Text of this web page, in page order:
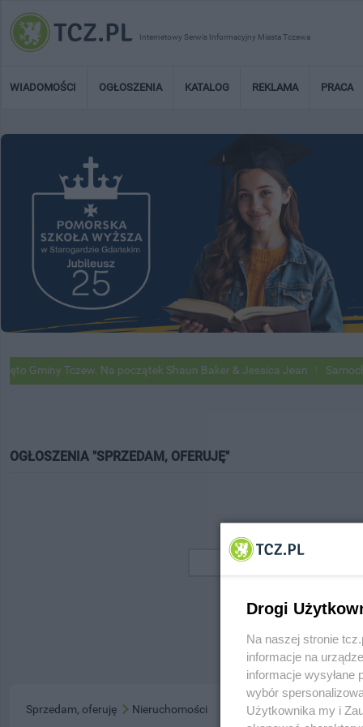
Internetowy Serwis Informacyjny Miasta Tczewa
WIADOMOŚCI OGŁOSZENIA KATALOG REKLAMA PRACA
Gminy Tczew. Na początek Shaun Baker & Jessica Jean
OGŁOSZENIA "SPRZEDAM, OFERUJĘ"
Sprzedam, oferuję Nieruchomości
Drogi
Na naszej stronie
informacje na
informacje wysyłane
wybór
Użytkownika my i